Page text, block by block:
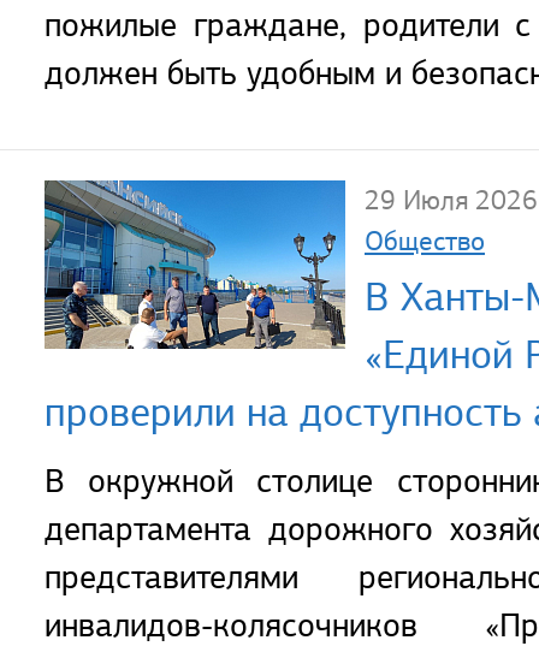
пожилые граждане, родители
должен быть удобным и
29 Июля 2026
Общество
В Ханты-
«Единой
проверили на доступность
В окружной столице
департамента дорожного
представителями
инвалидов-колясочников